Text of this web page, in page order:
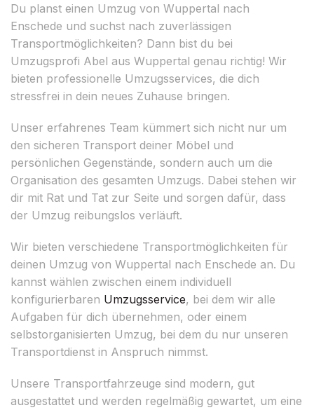
Du planst einen Umzug von Wuppertal nach
Enschede und suchst nach zuverlässigen
Transportmöglichkeiten? Dann bist du bei
Umzugsprofi Abel aus Wuppertal genau richtig! Wir
bieten professionelle Umzugsservices, die dich
stressfrei in dein neues Zuhause bringen.
Unser erfahrenes Team kümmert sich nicht nur um
den sicheren Transport deiner Möbel und
persönlichen Gegenstände, sondern auch um die
Organisation des gesamten Umzugs. Dabei stehen wir
dir mit Rat und Tat zur Seite und sorgen dafür, dass
der Umzug reibungslos verläuft.
Wir bieten verschiedene Transportmöglichkeiten für
deinen Umzug von Wuppertal nach Enschede an. Du
kannst wählen zwischen einem individuell
konfigurierbaren Umzugsservice, bei dem wir alle
Aufgaben für dich übernehmen, oder einem
selbstorganisierten Umzug, bei dem du nur unseren
Transportdienst in Anspruch nimmst.
Unsere Transportfahrzeuge sind modern, gut
ausgestattet und werden regelmäßig gewartet, um eine